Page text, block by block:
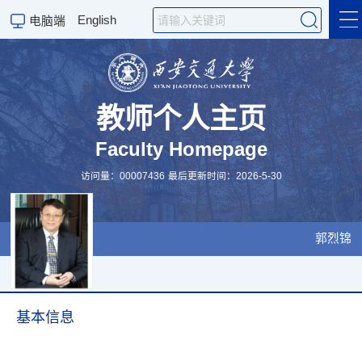
电脑端 English
国际交流
科学教学
个人主页
教师个人主页
Faculty Homepage
访问量：00007436 最后更新时间：2026-5-30
郭烈锦
基本信息